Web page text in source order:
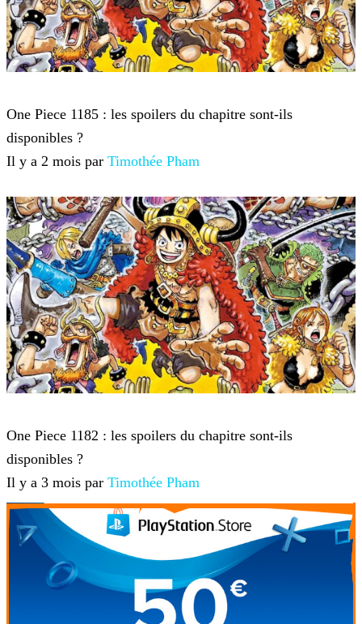
One Piece 1185 : les spoilers du chapitre sont-ils
disponibles ?
Il y a 2 mois par Timothée Pham
One Piece 1182 : les spoilers du chapitre sont-ils
disponibles ?
Il y a 3 mois par Timothée Pham